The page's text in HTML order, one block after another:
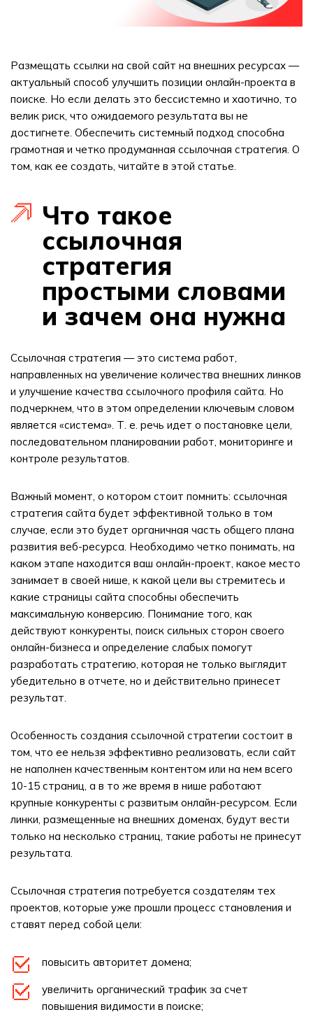
Размещать ссылки на свой сайт на внешних ресурсах —
актуальный способ улучшить позиции онлайн-проекта в
поиске. Но если делать это бессистемно и хаотично, то
велик риск, что ожидаемого результата вы не
достигнете. Обеспечить системный подход способна
грамотная и четко продуманная ссылочная стратегия. О
том, как ее создать, читайте в этой статье.
Что такое
ссылочная
стратегия
простыми словами
и зачем она нужна
Ссылочная стратегия — это система работ,
направленных на увеличение количества внешних линков
и улучшение качества ссылочного профиля сайта. Но
подчеркнем, что в этом определении ключевым словом
является «система». Т. е. речь идет о постановке цели,
последовательном планировании работ, мониторинге и
контроле результатов.
Важный момент, о котором стоит помнить: ссылочная
стратегия сайта будет эффективной только в том
случае, если это будет органичная часть общего плана
развития веб-ресурса. Необходимо четко понимать, на
каком этапе находится ваш онлайн-проект, какое место
занимает в своей нише, к какой цели вы стремитесь и
какие страницы сайта способны обеспечить
максимальную конверсию. Понимание того, как
действуют конкуренты, поиск сильных сторон своего
онлайн-бизнеса и определение слабых помогут
разработать стратегию, которая не только выглядит
убедительно в отчете, но и действительно принесет
результат.
Особенность создания ссылочной стратегии состоит в
том, что ее нельзя эффективно реализовать, если сайт
не наполнен качественным контентом или на нем всего
10-15 страниц, а в то же время в нише работают
крупные конкуренты с развитым онлайн-ресурсом. Если
линки, размещенные на внешних доменах, будут вести
только на несколько страниц, такие работы не принесут
результата.
Ссылочная стратегия потребуется создателям тех
проектов, которые уже прошли процесс становления и
ставят перед собой цели:
повысить авторитет домена;
увеличить органический трафик за счет
повышения видимости в поиске;